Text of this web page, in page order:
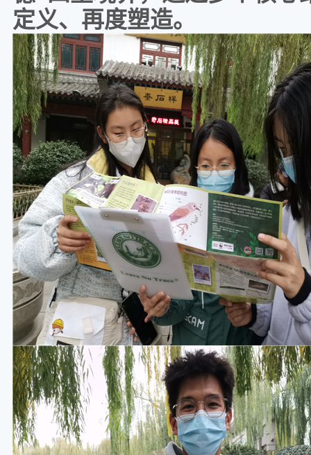
定义、再度塑造。